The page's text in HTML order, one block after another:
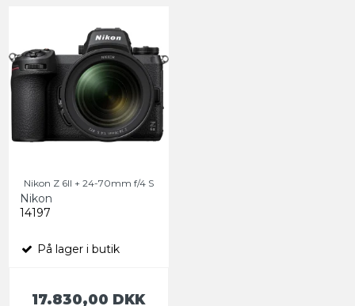
Nikon Z 6II + 24-70mm f/4 S
Nikon
14197
På lager i butik
17.830,00 DKK